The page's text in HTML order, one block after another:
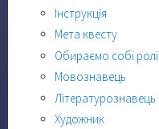
Інструкція
Мета квесту
Обираємо собі ролі
Мовознавець
Літературознавець
Художник